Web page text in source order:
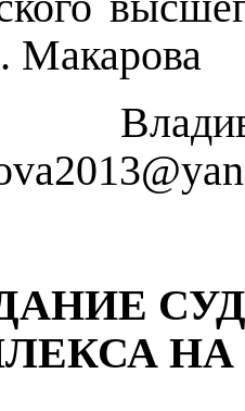
НА